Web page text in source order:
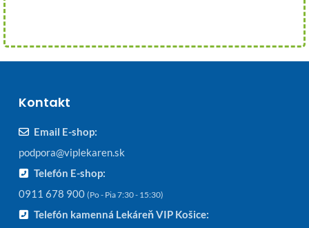
Kontakt
Email E-shop:
podpora@viplekaren.sk
Telefón E-shop:
0911 678 900 (Po - Pia 7:30 - 15:30)
Telefón kamenná Lekáreň VIP Košice: